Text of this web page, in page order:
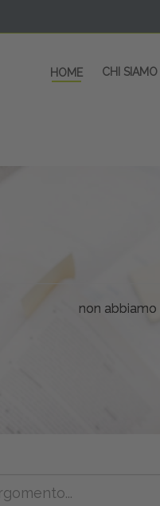
HOME CHI SIAMO
5 AULE
a una fermata di
non